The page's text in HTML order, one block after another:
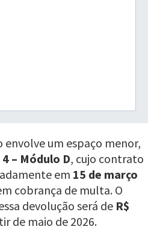
envolve um espaço menor,
– Módulo D, cujo contrato
em 15 de março
cobrança de multa. O
devolução será de R$
de maio de 2026.